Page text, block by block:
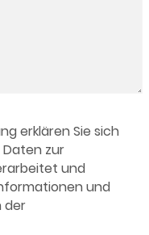
erklären Sie sich
zur
und
und
der